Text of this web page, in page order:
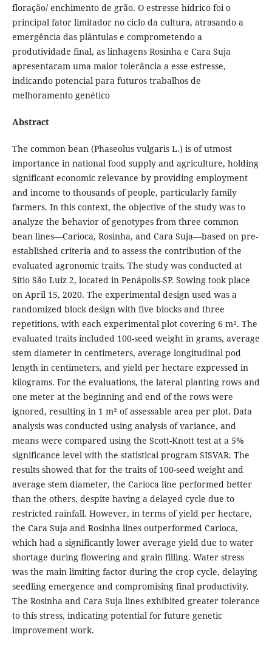
floração/ enchimento de grão. O estresse hídrico foi o
principal fator limitador no ciclo da cultura, atrasando a
emergência das plântulas e comprometendo a
produtividade final, as linhagens Rosinha e Cara Suja
apresentaram uma maior tolerância a esse estresse,
indicando potencial para futuros trabalhos de
melhoramento genético
Abstract
The common bean (Phaseolus vulgaris L.) is of utmost
importance in national food supply and agriculture, holding
significant economic relevance by providing employment
and income to thousands of people, particularly family
farmers. In this context, the objective of the study was to
analyze the behavior of genotypes from three common
bean lines—Carioca, Rosinha, and Cara Suja—based on pre-
established criteria and to assess the contribution of the
evaluated agronomic traits. The study was conducted at
Sítio São Luiz 2, located in Penápolis-SP. Sowing took place
on April 15, 2020. The experimental design used was a
randomized block design with five blocks and three
repetitions, with each experimental plot covering 6 m². The
evaluated traits included 100-seed weight in grams, average
stem diameter in centimeters, average longitudinal pod
length in centimeters, and yield per hectare expressed in
kilograms. For the evaluations, the lateral planting rows and
one meter at the beginning and end of the rows were
ignored, resulting in 1 m² of assessable area per plot. Data
analysis was conducted using analysis of variance, and
means were compared using the Scott-Knott test at a 5%
significance level with the statistical program SISVAR. The
results showed that for the traits of 100-seed weight and
average stem diameter, the Carioca line performed better
than the others, despite having a delayed cycle due to
restricted rainfall. However, in terms of yield per hectare,
the Cara Suja and Rosinha lines outperformed Carioca,
which had a significantly lower average yield due to water
shortage during flowering and grain filling. Water stress
was the main limiting factor during the crop cycle, delaying
seedling emergence and compromising final productivity.
The Rosinha and Cara Suja lines exhibited greater tolerance
to this stress, indicating potential for future genetic
improvement work.